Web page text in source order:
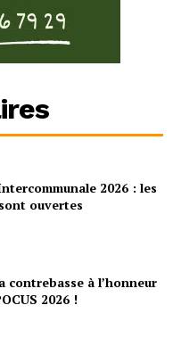
2026 : les
ouvertes
contrebasse à l’honneur
2026 !